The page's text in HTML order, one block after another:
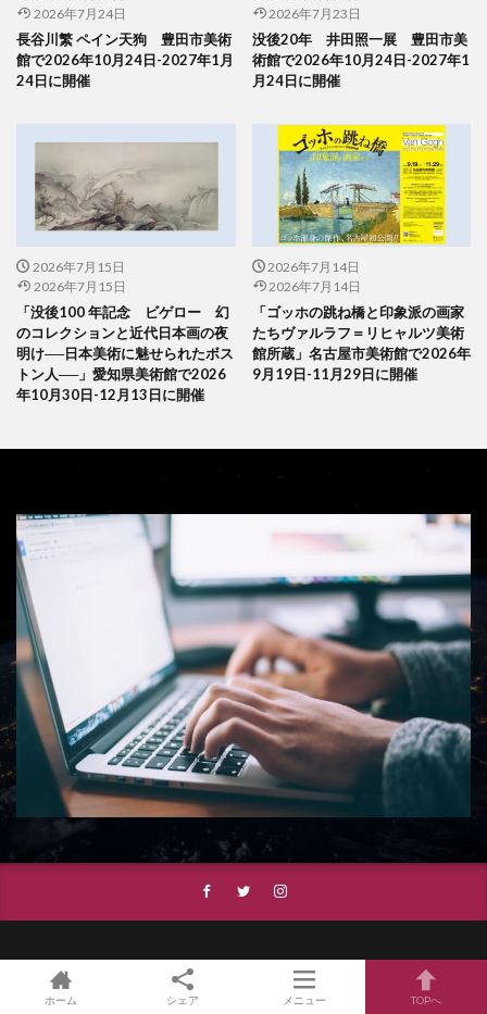
2026年7月24日
長谷川繁 ペイン天狗 豊田市美術
館で2026年10月24日-2027年1月
24日に開催
2026年7月23日
没後20年 井田照一展 豊田市美
術館で2026年10月24日-2027年1
月24日に開催
2026年7月15日
2026年7月15日
「没後100 年記念 ビゲロー 幻
のコレクションと近代日本画の夜
明け──日本美術に魅せられたボス
トン人──」愛知県美術館で2026
年10月30日-12月13日に開催
2026年7月14日
2026年7月14日
「ゴッホの跳ね橋と印象派の画家
たちヴァルラフ＝リヒャルツ美術
館所蔵」名古屋市美術館で2026年
9月19日-11月29日に開催
© Copyright 2026
OutermostNAGOYA 名古屋×アート,美術(展覧会),舞
ホーム シェア メニュー TOPへ